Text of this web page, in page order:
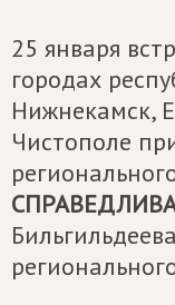
25 января
городах
Нижнекамск,
Чистополе